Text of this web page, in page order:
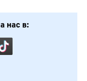
нас в: